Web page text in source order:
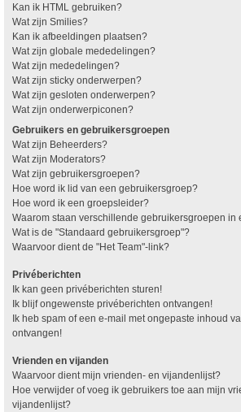
Kan ik HTML gebruiken?
Wat zijn Smilies?
Kan ik afbeeldingen plaatsen?
Wat zijn globale mededelingen?
Wat zijn mededelingen?
Wat zijn sticky onderwerpen?
Wat zijn gesloten onderwerpen?
Wat zijn onderwerpiconen?
Gebruikers en gebruikersgroepen
Wat zijn Beheerders?
Wat zijn Moderators?
Wat zijn gebruikersgroepen?
Hoe word ik lid van een gebruikersgroep?
Hoe word ik een groepsleider?
Waarom staan verschillende gebruikersgroepen in
Wat is de "Standaard gebruikersgroep"?
Waarvoor dient de "Het Team"-link?
Privéberichten
Ik kan geen privéberichten sturen!
Ik blijf ongewenste privéberichten ontvangen!
Ik heb spam of een e-mail met ongepaste inhoud
ontvangen!
Vrienden en vijanden
Waarvoor dient mijn vrienden- en vijandenlijst?
Hoe verwijder of voeg ik gebruikers toe aan mijn
vijandenlijst?